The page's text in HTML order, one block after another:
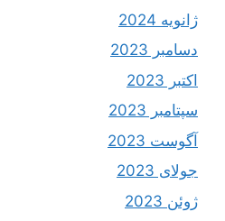
ژانویه 2024
دسامبر 2023
اکتبر 2023
سپتامبر 2023
آگوست 2023
جولای 2023
ژوئن 2023